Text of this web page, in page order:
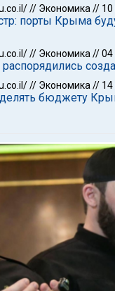
// Экономика //
порты Крыма
// Экономика //04
// Экономика //
бюджету